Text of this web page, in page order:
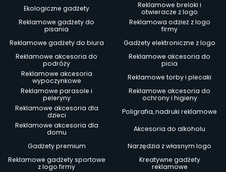
Ekologiczne gadżety
Reklamowe breloki i
otwieracze z logo
Reklamowe gadżety do
pisania
Reklamowa odzież z logo
firmy
Reklamowe gadżety do biura
Gadżety elektroniczne z logo
Reklamowe akcesoria do
podróży
Reklamowe akcesoria do
picia
Reklamowe akcesoria
wypoczynkowe
Reklamowe torby i plecaki
Reklamowe parasole i
peleryny
Reklamowe akcesoria do
ochrony i higieny
Reklamowe akcesoria dla
dzieci
Poligrafia, nadruki reklamowe
Reklamowe akcesoria dla
domu
Akcesoria do alkoholu
Gadżety premium
Narzędzia z własnym logo
Reklamowe gadżety sportowe
z logo firmy
Kreatywne gadżety
reklamowe